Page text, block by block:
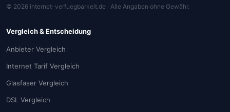
© 2026 internet-verfuegbarkeit.de · Alle Angaben ohne Gewähr.
Vergleich & Entscheidung
Anbieter Vergleich
Internet Tarif Vergleich
Glasfaser Vergleich
DSL Vergleich